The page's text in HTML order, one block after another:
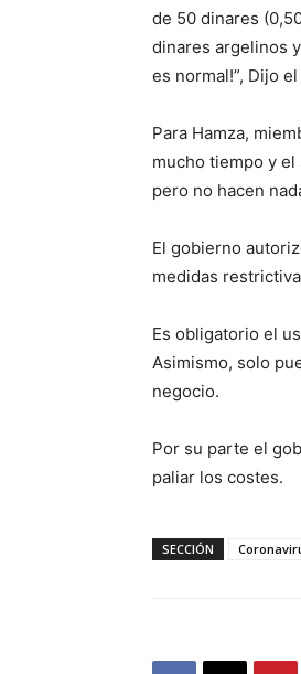
de 50 dinares
dinares argelinos
es normal!”, Dijo
Para Hamza,
mucho tiempo y el
pero no hacen
El gobierno
medidas
Es obligatorio el
Asimismo, solo
negocio.
Por su parte el
paliar los costes.
SECCIÓN